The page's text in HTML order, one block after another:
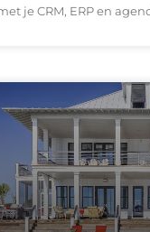
je CRM, ERP en